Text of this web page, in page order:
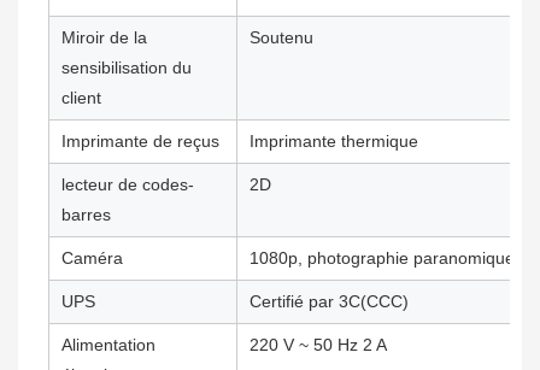
Miroir de la
sensibilisation du
client
Soutenu
Imprimante de reçus Imprimante thermique
lecteur de codes-
barres
2D
Caméra 1080p, photographie paranomique
UPS Certifié par 3C(CCC)
Alimentation
220 V ~ 50 Hz 2 A